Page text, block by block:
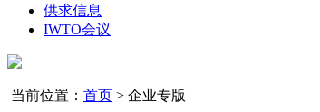
供求信息
IWTO会议
当前位置： 首页 > 企业专版